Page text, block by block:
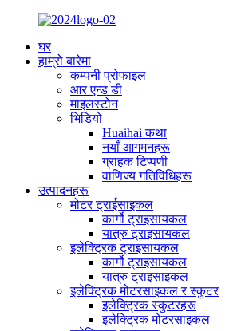
घर
हाम्रो बारेमा
कम्पनी प्रोफाइल
आर एन्ड डी
माइलस्टोन
भिडियो
Huaihai कथा
नयाँ आगमनहरू
ग्राहक टिप्पणी
वाणिज्य गतिविधिहरू
उत्पादनहरू
मोटर ट्राईसाइकल
कार्गो ट्राइसायकल
यात्रु ट्राइसायकल
इलेक्ट्रिक ट्राइसायकल
कार्गो ट्राइसायकल
यात्रु ट्राइसाइकल
इलेक्ट्रिक मोटरसाइकल र स्कुटर
इलेक्ट्रिक स्कुटरहरू
इलेक्ट्रिक मोटरसाइकल